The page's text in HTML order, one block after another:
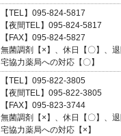
【TEL】095-824-5817
【夜間TEL】095-824-5817
【FAX】095-824-5827
無菌調剤【×】、休日【〇】、
宅協力薬局への対応【〇】
【TEL】095-822-3805
【夜間TEL】095-822-3805
【FAX】095-823-3744
無菌調剤【×】、休日【〇】、
宅協力薬局への対応【×】